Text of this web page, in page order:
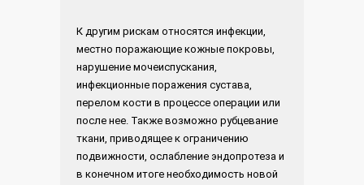
К другим рискам относятся инфекции,
местно поражающие кожные покровы,
нарушение мочеиспускания,
инфекционные поражения сустава,
перелом кости в процессе операции или
после нее. Также возможно рубцевание
ткани, приводящее к ограничению
подвижности, ослабление эндопротеза и
в конечном итоге необходимость новой